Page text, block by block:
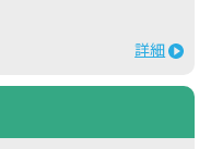
詳細